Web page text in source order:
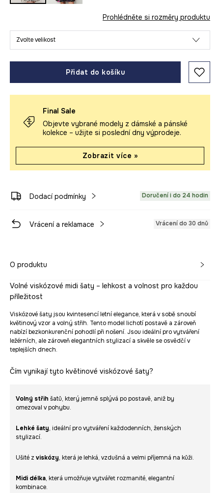
Prohlédněte si rozměry produktu
Zvolte velikost
Přidat do košíku
Final Sale
Objevte vybrané modely z dámské a pánské
kolekce – užijte si poslední dny výprodeje.
Zobrazit více »
Dodací podmínky Doručení i do 24 hodin
Vrácení a reklamace Vrácení do 30 dnů
O produktu
Volné viskózové midi šaty – lehkost a volnost pro každou
příležitost
Viskózové šaty jsou kvintesencí letní elegance, která v sobě snoubí
květinový vzor a volný střih. Tento model lichotí postavě a zároveň
nabízí bezkonkurenční pohodlí při nošení. Jsou ideální pro vytváření
ležérních, ale zároveň elegantních stylizací a skvěle se osvědčí v
teplejších dnech.
Čím vynikají tyto květinové viskózové šaty?
Volný střih šatů, který jemně splývá po postavě, aniž by
omezoval v pohybu.
Lehké šaty, ideální pro vytváření každodenních, ženských
stylizací.
Ušité z viskózy, která je lehká, vzdušná a velmi příjemná na kůži.
Midi délka, která umožňuje vytvářet rozmanité, elegantní
kombinace.